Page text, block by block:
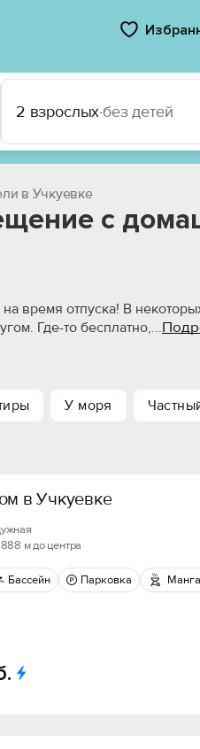
2 взрослых·без детей
в Учкуевке
с
время отпуска! В
Где-то бесплатно,...
У моря
в Учкуевке
888 м до центра
Бассейн Парковка